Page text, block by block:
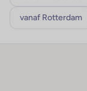
vanaf Rotterdam